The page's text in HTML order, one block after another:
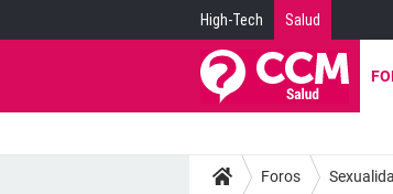
High-Tech Salud
Foros